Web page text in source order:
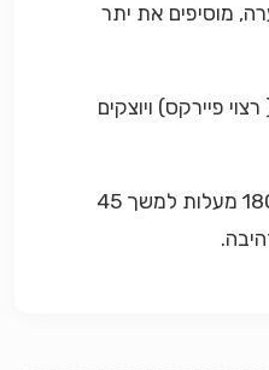
מוסיפים את יתר
פיירקס) ויוצקים
4. אופים בטמפרטורה של 180 מעלות למשך 45